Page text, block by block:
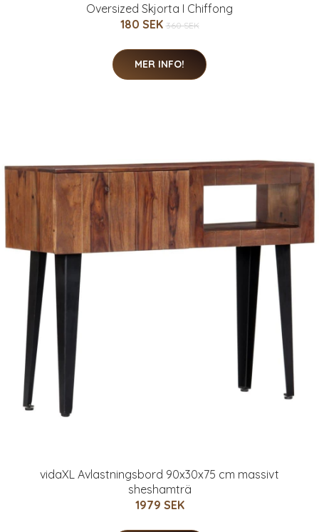
Oversized Skjorta I Chiffong
180 SEK 360 SEK
MER INFO!
vidaXL Avlastningsbord 90x30x75 cm massivt
sheshamträ
1979 SEK